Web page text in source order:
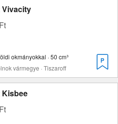
Vivacity
okmányokkal · 50 cm³
vármegye · Tiszaroff
Kisbee